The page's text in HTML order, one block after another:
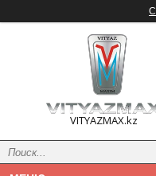
VITYAZMAX.kz